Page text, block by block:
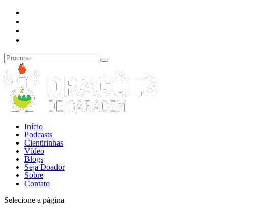
Início
Podcasts
Cientirinhas
Vídeo
Blogs
Seja Doador
Sobre
Contato
Selecione a página